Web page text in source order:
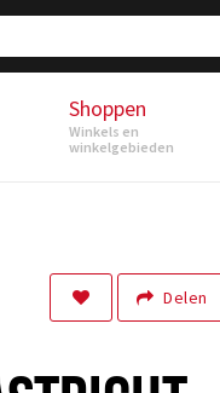
Shoppen
Winkels en
winkelgebieden
Delen